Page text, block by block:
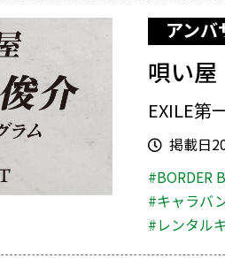
アン
唄い
EXILE第
掲載日
#BORDER
#キャラバ
#レンタル